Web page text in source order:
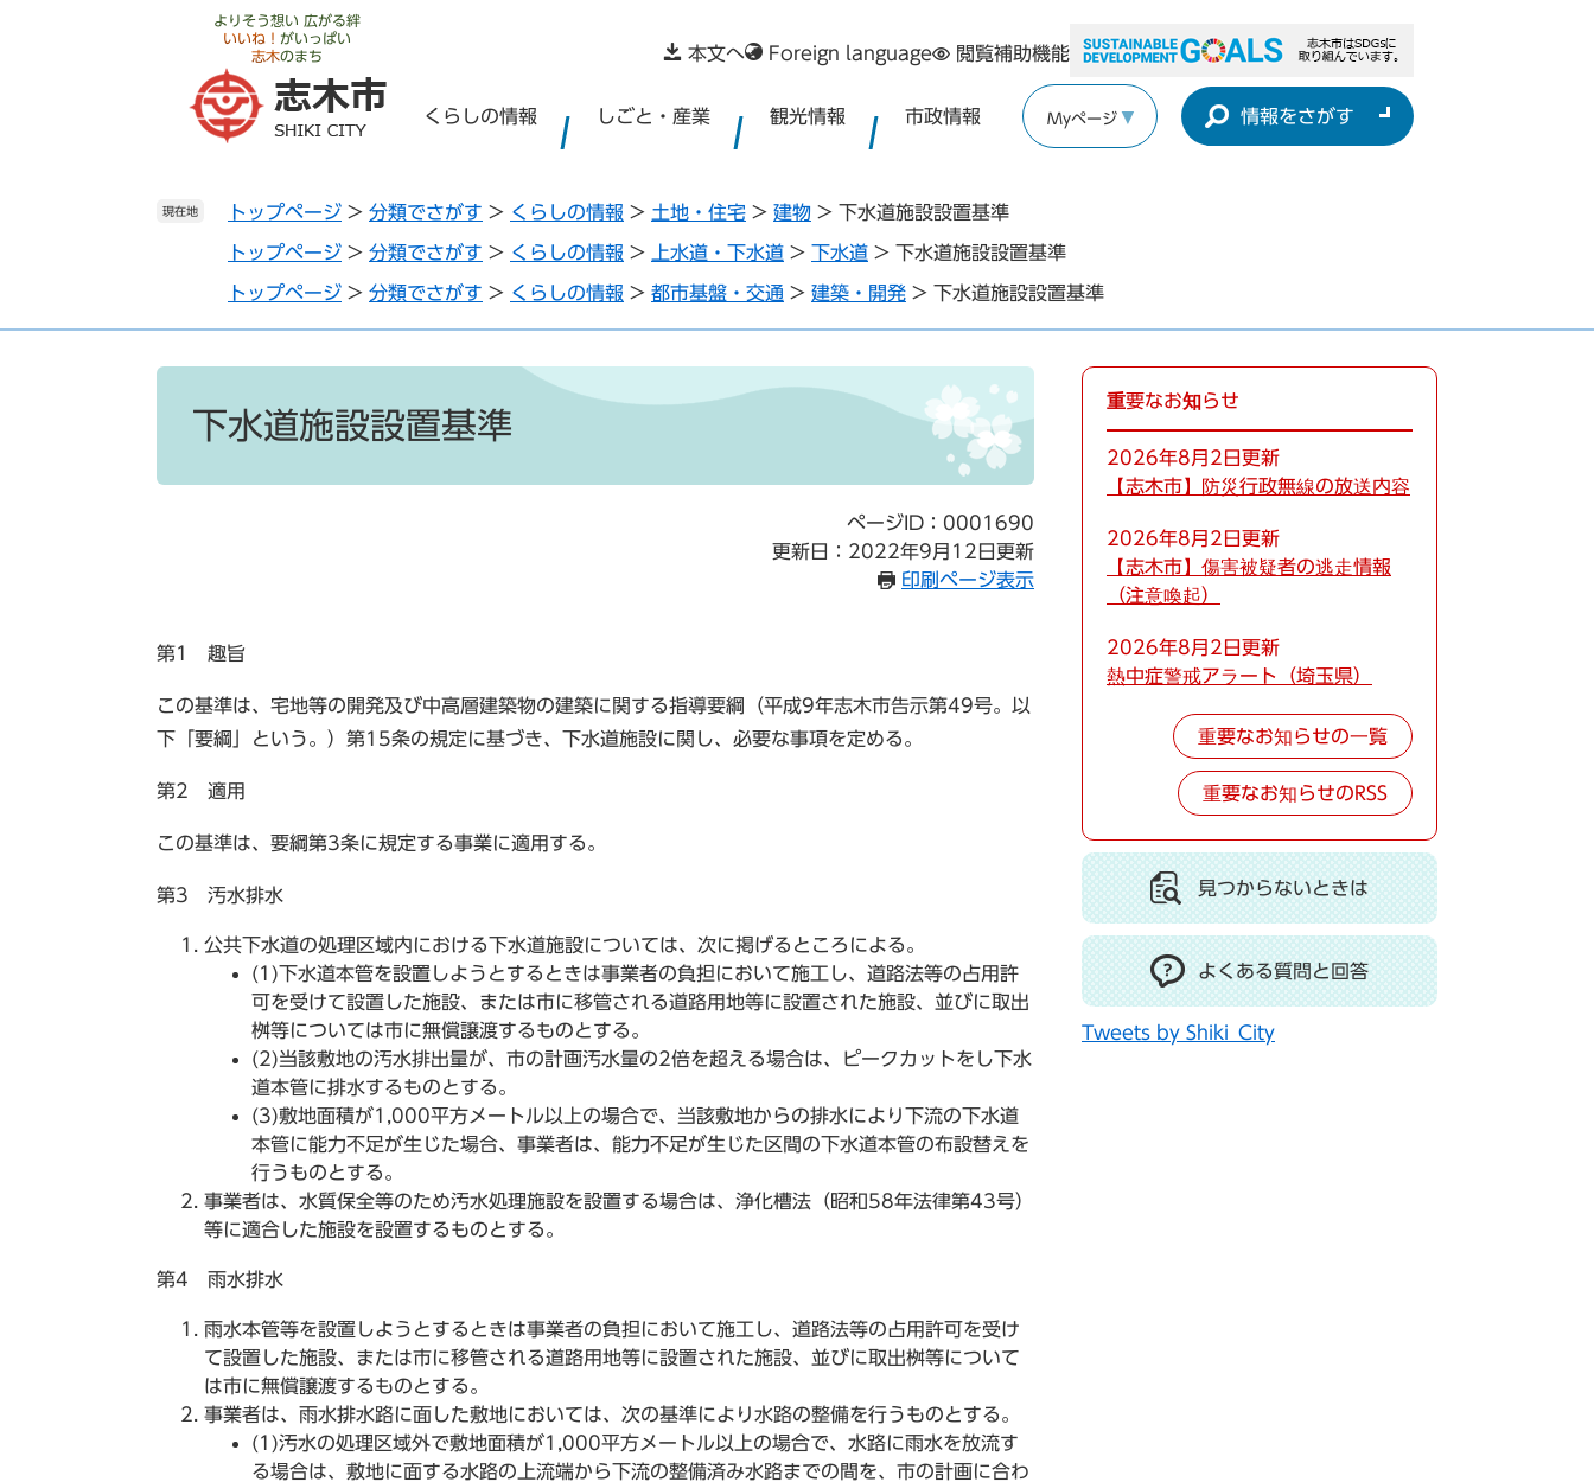
へ
よりそう想い 広がる絆
いいね！ がいっぱい
志木のまち 本文へ Foreign language 閲覧補助機能
くらしの情報 しごと・産業 観光情報 市政情報 Myページ 情報をさがす
現在地 トップページ > 分類でさがす > くらしの情報 > 土地・住宅 > 建物 > 下水道施設設置基準
トップページ > 分類でさがす > くらしの情報 > 上水道・下水道 > 下水道 > 下水道施設設置基準
トップページ > 分類でさがす > くらしの情報 > 都市基盤・交通 > 建築・開発 > 下水道施設設置基準
下水道施設設置基準
ページID：0001690
更新日：2022年9月12日更新
印刷ページ表示
第1 趣旨
この基準は、宅地等の開発及び中高層建築物の建築に関する指導要綱（平成9年志木市告示第49号。以
下「要綱」という。）第15条の規定に基づき、下水道施設に関し、必要な事項を定める。
第2 適用
この基準は、要綱第3条に規定する事業に適用する。
第3 汚水排水
公共下水道の処理区域内における下水道施設については、次に掲げるところによる。
(1)下水道本管を設置しようとするときは事業者の負担において施工し、道路法等の占用許
可を受けて設置した施設、または市に移管される道路用地等に設置された施設、並びに取出
桝等については市に無償譲渡するものとする。
(2)当該敷地の汚水排出量が、市の計画汚水量の2倍を超える場合は、ピークカットをし下水
道本管に排水するものとする。
(3)敷地面積が1,000平方メートル以上の場合で、当該敷地からの排水により下流の下水道
本管に能力不足が生じた場合、事業者は、能力不足が生じた区間の下水道本管の布設替えを
行うものとする。
事業者は、水質保全等のため汚水処理施設を設置する場合は、浄化槽法（昭和58年法律第43号）
等に適合した施設を設置するものとする。
第4 雨水排水
雨水本管等を設置しようとするときは事業者の負担において施工し、道路法等の占用許可を受け
て設置した施設、または市に移管される道路用地等に設置された施設、並びに取出桝等について
は市に無償譲渡するものとする。
事業者は、雨水排水路に面した敷地においては、次の基準により水路の整備を行うものとする。
(1)汚水の処理区域外で敷地面積が1,000平方メートル以上の場合で、水路に雨水を放流す
る場合は、敷地に面する水路の上流端から下流の整備済み水路までの間を、市の計画に合わ
重要なお知らせ
2026年8月2日更新
【志木市】防災行政無線の放送内容
2026年8月2日更新
【志木市】傷害被疑者の逃走情報
（注意喚起）
2026年8月2日更新
熱中症警戒アラート（埼玉県）
重要なお知らせの一覧
重要なお知らせのRSS
見つからないときは
よくある質問と回答
Tweets by Shiki_City